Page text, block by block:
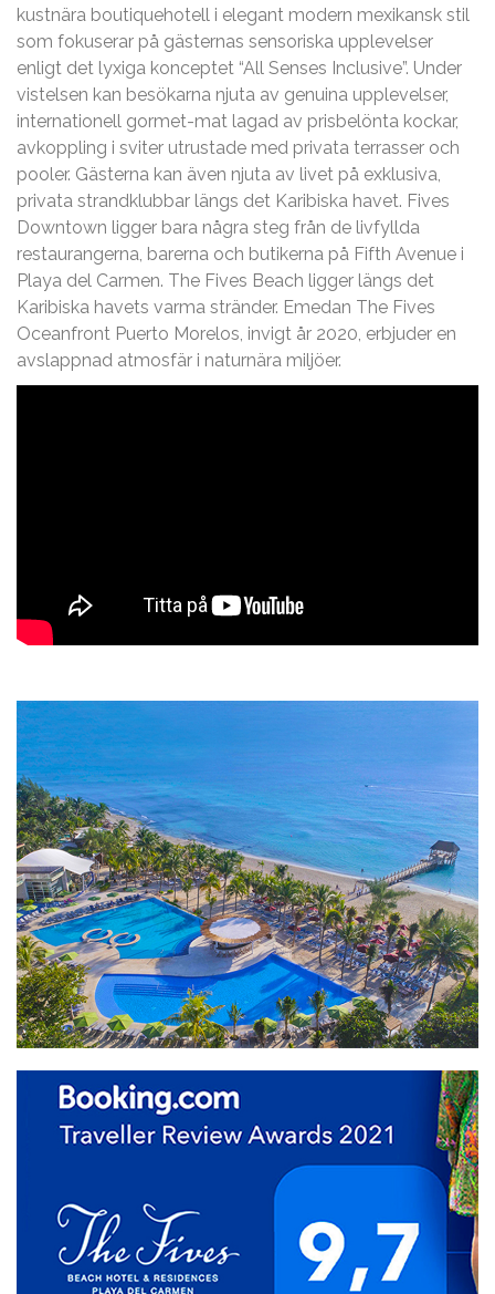
kustnära boutiquehotell i elegant modern mexikansk stil
som fokuserar på gästernas sensoriska upplevelser
enligt det lyxiga konceptet “All Senses Inclusive”. Under
vistelsen kan besökarna njuta av genuina upplevelser,
internationell gormet-mat lagad av prisbelönta kockar,
avkoppling i sviter utrustade med privata terrasser och
pooler. Gästerna kan även njuta av livet på exklusiva,
privata strandklubbar längs det Karibiska havet. Fives
Downtown ligger bara några steg från de livfyllda
restaurangerna, barerna och butikerna på Fifth Avenue i
Playa del Carmen. The Fives Beach ligger längs det
Karibiska havets varma stränder. Emedan The Fives
Oceanfront Puerto Morelos, invigt år 2020, erbjuder en
avslappnad atmosfär i naturnära miljöer.